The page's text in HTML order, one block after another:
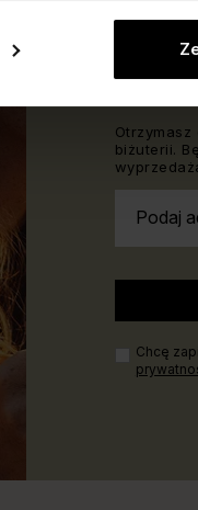
Dołącz
200 zł.
biżuterii.
Podaj
Chcę